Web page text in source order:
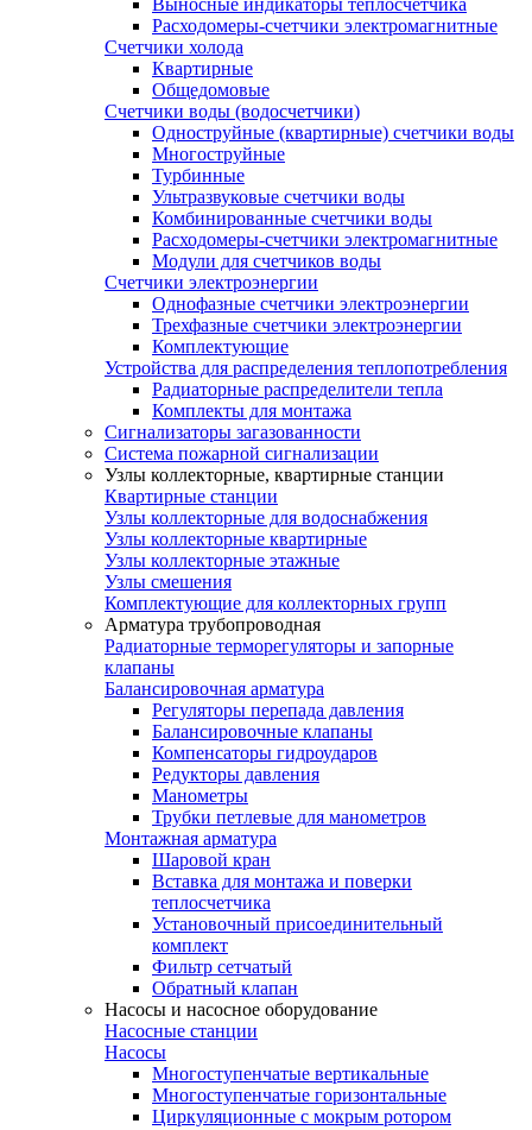
Выносные индикаторы теплосчетчика
Расходомеры-счетчики электромагнитные
Счетчики холода
Квартирные
Общедомовые
Счетчики воды (водосчетчики)
Одноструйные (квартирные) счетчики воды
Многоструйные
Турбинные
Ультразвуковые счетчики воды
Комбинированные счетчики воды
Расходомеры-счетчики электромагнитные
Модули для счетчиков воды
Счетчики электроэнергии
Однофазные счетчики электроэнергии
Трехфазные счетчики электроэнергии
Комплектующие
Устройства для распределения теплопотребления
Радиаторные распределители тепла
Комплекты для монтажа
Сигнализаторы загазованности
Система пожарной сигнализации
Узлы коллекторные, квартирные станции
Квартирные станции
Узлы коллекторные для водоснабжения
Узлы коллекторные квартирные
Узлы коллекторные этажные
Узлы смешения
Комплектующие для коллекторных групп
Арматура трубопроводная
Радиаторные терморегуляторы и запорные
клапаны
Балансировочная арматура
Регуляторы перепада давления
Балансировочные клапаны
Компенсаторы гидроударов
Редукторы давления
Манометры
Трубки петлевые для манометров
Монтажная арматура
Шаровой кран
Вставка для монтажа и поверки
теплосчетчика
Установочный присоединительный
комплект
Фильтр сетчатый
Обратный клапан
Насосы и насосное оборудование
Насосные станции
Насосы
Многоступенчатые вертикальные
Многоступенчатые горизонтальные
Циркуляционные с мокрым ротором